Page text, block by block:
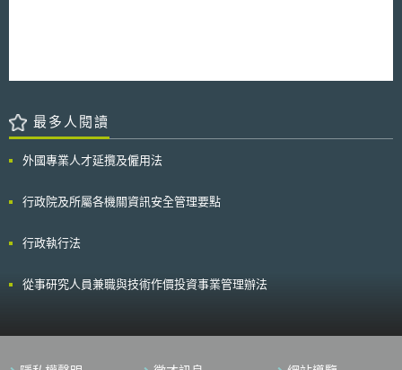
最多人閱讀
外國專業人才延攬及僱用法
行政院及所屬各機關資訊安全管理要點
行政執行法
從事研究人員兼職與技術作價投資事業管理辦法